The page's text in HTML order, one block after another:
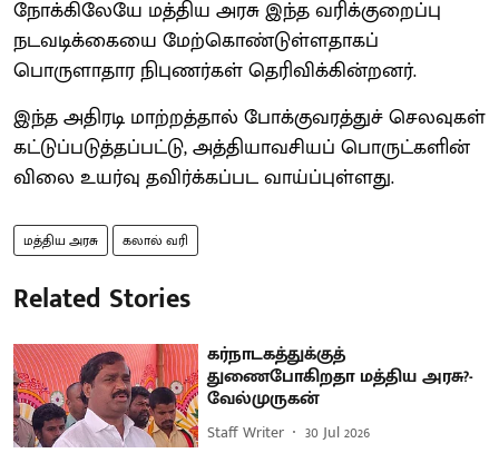
நோக்கிலேயே மத்திய அரசு இந்த வரிக்குறைப்பு
நடவடிக்கையை மேற்கொண்டுள்ளதாகப்
பொருளாதார நிபுணர்கள் தெரிவிக்கின்றனர்.
இந்த அதிரடி மாற்றத்தால் போக்குவரத்துச் செலவுகள்
கட்டுப்படுத்தப்பட்டு, அத்தியாவசியப் பொருட்களின்
விலை உயர்வு தவிர்க்கப்பட வாய்ப்புள்ளது.
மத்திய அரசு கலால் வரி
Related Stories
கர்நாடகத்துக்குத்
துணைபோகிறதா மத்திய அரசு?-
வேல்முருகன்
Staff Writer 30 Jul 2026